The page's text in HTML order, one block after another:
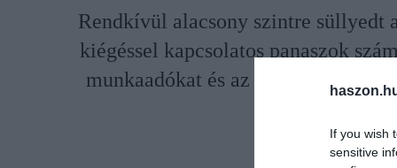
If you wish
sensitive
Rendkívül alacsony szintre
kiégéssel kapcsolatos panaszok
munkaadókat és az állásokat